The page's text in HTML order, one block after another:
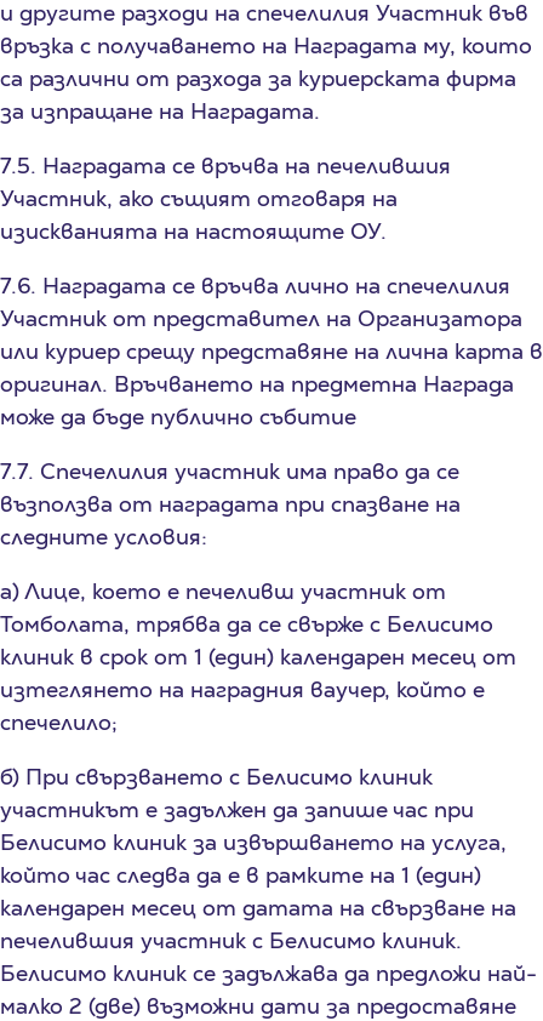
и другите разходи на спечелилия Участник във
връзка с получаването на Наградата му, които
са различни от разхода за куриерската фирма
за изпращане на Наградата.
7.5. Наградата се връчва на печелившия
Участник, ако същият отговаря на
изискванията на настоящите ОУ.
7.6. Наградата се връчва лично на спечелилия
Участник от представител на Организатора
или куриер срещу представяне на лична карта в
оригинал. Връчването на предметна Награда
може да бъде публично събитие
7.7. Спечелилия участник има право да се
възползва от наградата при спазване на
следните условия:
а) Лице, което е печеливш участник от
Томболата, трябва да се свърже с Белисимо
клиник в срок от 1 (един) календарен месец от
изтеглянето на наградния ваучер, който е
спечелило;
б) При свързването с Белисимо клиник
участникът е задължен да запише час при
Белисимо клиник за извършването на услуга,
който час следва да е в рамките на 1 (един)
календарен месец от датата на свързване на
печелившия участник с Белисимо клиник.
Белисимо клиник се задължава да предложи най-
малко 2 (две) възможни дати за предоставяне